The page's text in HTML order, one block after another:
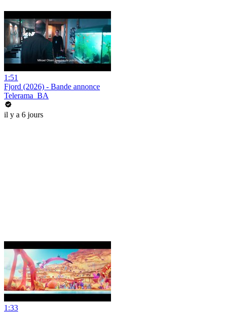
1:51
Fjord (2026) - Bande annonce
Telerama_BA
il y a 6 jours
1:33